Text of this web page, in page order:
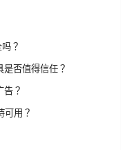
？
否值得信任？
告？
可用？